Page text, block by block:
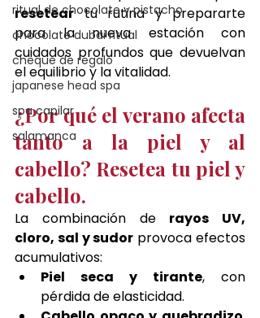
ritual de chocolate y pistacho
chocolate dubai ritual
cheque de regalo
japanese head spa
spa capilar
salamanca
resetear tu rutina y prepararte
para la nueva estación con
cuidados profundos que devuelvan
el equilibrio y la vitalidad.
¿Por qué el verano afecta
tanto a la piel y al
cabello? Resetea tu piel y
cabello.
La combinación de rayos UV,
cloro, sal y sudor provoca efectos
acumulativos:
Piel seca y tirante, con
pérdida de elasticidad.